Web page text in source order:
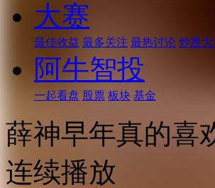
大赛
最佳收益 最多关注 最热讨论 炒股大
阿牛智投
一起看盘 股票 板块 基金
薛神早年真的喜
连续播放